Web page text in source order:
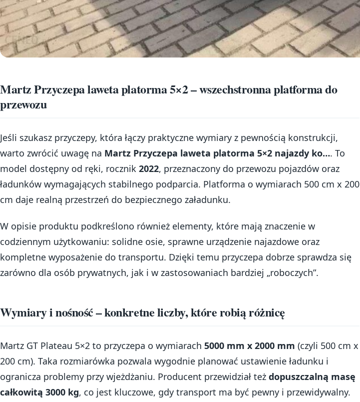
Martz Przyczepa laweta platorma 5×2 – wszechstronna platforma do
przewozu
Jeśli szukasz przyczepy, która łączy praktyczne wymiary z pewnością konstrukcji,
warto zwrócić uwagę na Martz Przyczepa laweta platorma 5×2 najazdy ko…. To
model dostępny od ręki, rocznik 2022, przeznaczony do przewozu pojazdów oraz
ładunków wymagających stabilnego podparcia. Platforma o wymiarach 500 cm x 200
cm daje realną przestrzeń do bezpiecznego załadunku.
W opisie produktu podkreślono również elementy, które mają znaczenie w
codziennym użytkowaniu: solidne osie, sprawne urządzenie najazdowe oraz
kompletne wyposażenie do transportu. Dzięki temu przyczepa dobrze sprawdza się
zarówno dla osób prywatnych, jak i w zastosowaniach bardziej „roboczych”.
Wymiary i nośność – konkretne liczby, które robią różnicę
Martz GT Plateau 5×2 to przyczepa o wymiarach 5000 mm x 2000 mm (czyli 500 cm x
200 cm). Taka rozmiarówka pozwala wygodnie planować ustawienie ładunku i
ogranicza problemy przy wjeżdżaniu. Producent przewidział też dopuszczalną masę
całkowitą 3000 kg, co jest kluczowe, gdy transport ma być pewny i przewidywalny.